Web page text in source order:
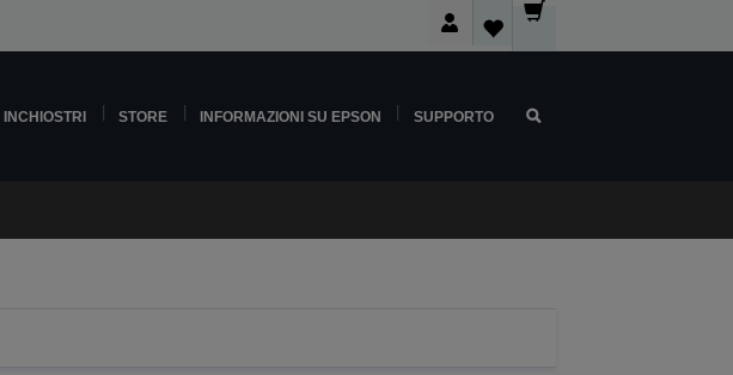
INCHIOSTRI STORE INFORMAZIONI SU EPSON SUPPORTO